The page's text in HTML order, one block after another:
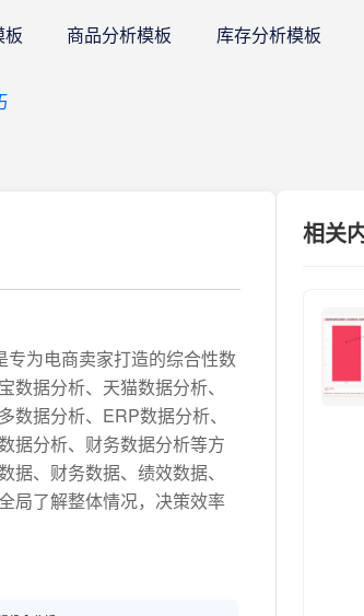
板 商品分析模板 库存分析模板
专为电商卖家打造的综合性数
数据分析、天猫数据分析、
数据分析、ERP数据分析、
据分析、财务数据分析等方
据、财务数据、绩效数据、
局了解整体情况，决策效率
相关